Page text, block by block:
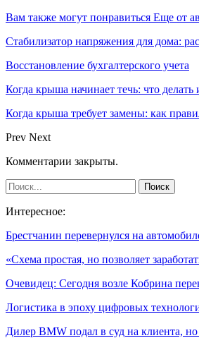
Вам также могут понравиться Еще от
Стабилизатор напряжения для дома:
Восстановление бухгалтерского учета
Когда крыша начинает течь: что делать
Когда крыша требует замены: как
Prev Next
Комментарии закрыты.
Интересное:
Брестчанин перевернулся на
«Схема простая, но позволяет
Очевидец: Сегодня возле Кобрина
Логистика в эпоху цифровых
Дилер BMW подал в суд на клиента,